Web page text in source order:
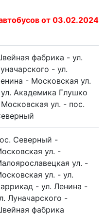
от 03.02.2024
фабрика - ул.
- ул.
- Московская ул.
Академика Глушко
ул. - пос.
Северный -
ул. -
ул. -
ул. - ул.
- ул. Ленина -
Луначарского -
фабрика